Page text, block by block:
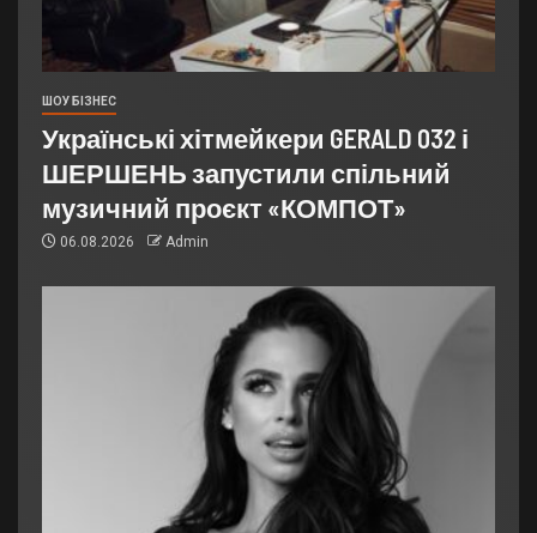
ШОУ БІЗНЕС
Українські хітмейкери GERALD 032 і
ШЕРШЕНЬ запустили спільний
музичний проєкт «КОМПОТ»
06.08.2026 Admin